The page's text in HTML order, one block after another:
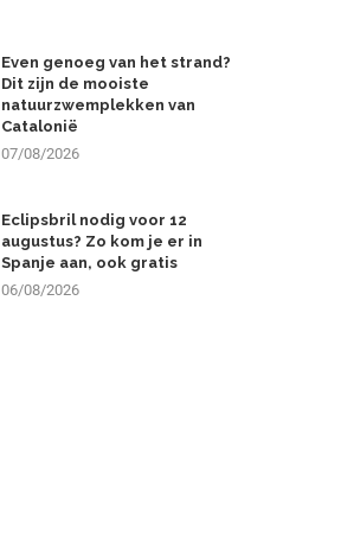
Even genoeg van het strand?
Dit zijn de mooiste
natuurzwemplekken van
Catalonië
07/08/2026
Eclipsbril nodig voor 12
augustus? Zo kom je er in
Spanje aan, ook gratis
06/08/2026